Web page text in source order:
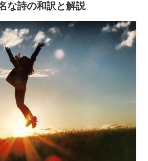
な詩の和訳と解説